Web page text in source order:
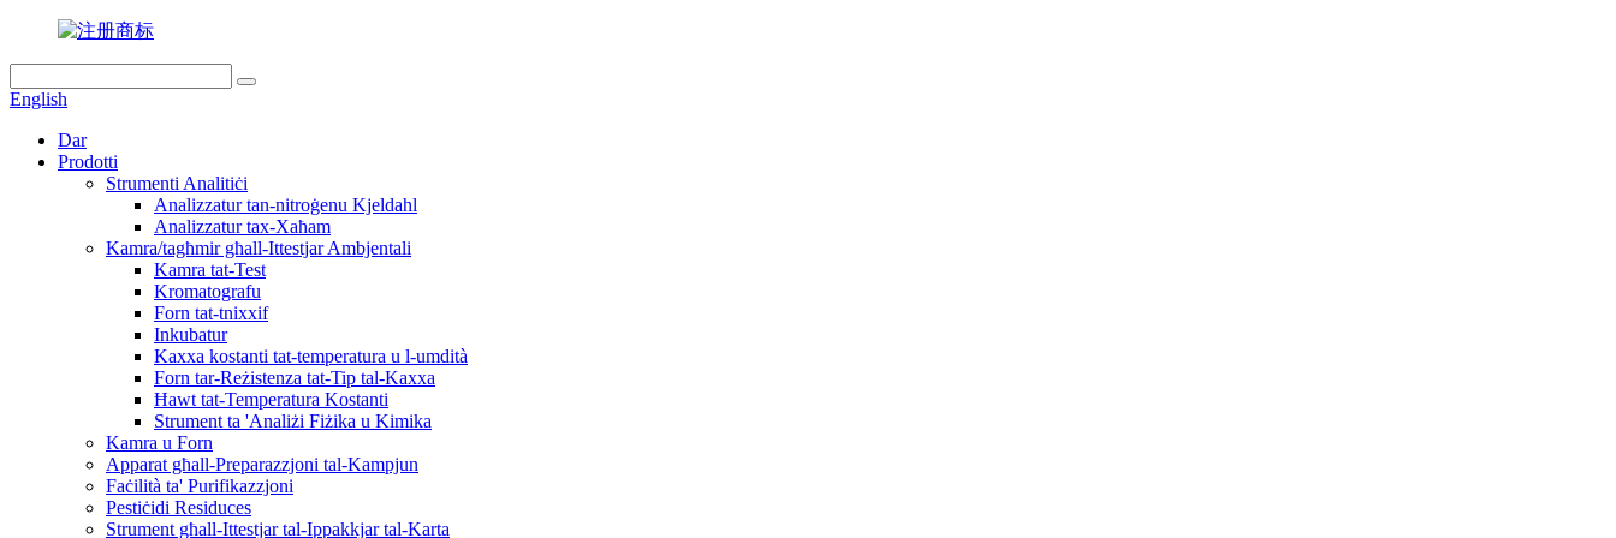
English
Dar
Prodotti
Strumenti Analitiċi
Analizzatur tan-nitroġenu Kjeldahl
Analizzatur tax-Xaħam
Kamra/tagħmir għall-Ittestjar Ambjentali
Kamra tat-Test
Kromatografu
Forn tat-tnixxif
Inkubatur
Kaxxa kostanti tat-temperatura u l-umdità
Forn tar-Reżistenza tat-Tip tal-Kaxxa
Ħawt tat-Temperatura Kostanti
Strument ta 'Analiżi Fiżika u Kimika
Kamra u Forn
Apparat għall-Preparazzjoni tal-Kampjun
Faċilità ta' Purifikazzjoni
Pestiċidi Residuces
Strument għall-Ittestjar tal-Ippakkjar tal-Karta